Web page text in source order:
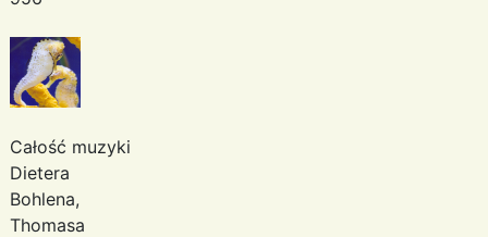
Całość muzyki
Dietera
Bohlena,
Thomasa